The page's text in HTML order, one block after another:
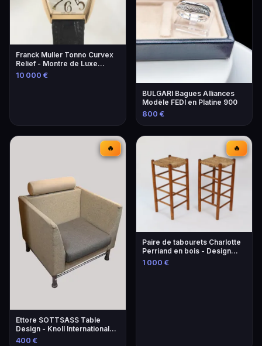
Franck Muller Tonno Curvex
Relief - Montre de Luxe
Unique
10 000 €
BULGARI Bagues Alliances
Modèle FEDI en Platine 900
800 €
🔥
Ettore SOTTSASS Table
Design - Knoll International
Éditeur
400 €
🔥
Paire de tabourets Charlotte
Perriand en bois - Design
iconique
1 000 €